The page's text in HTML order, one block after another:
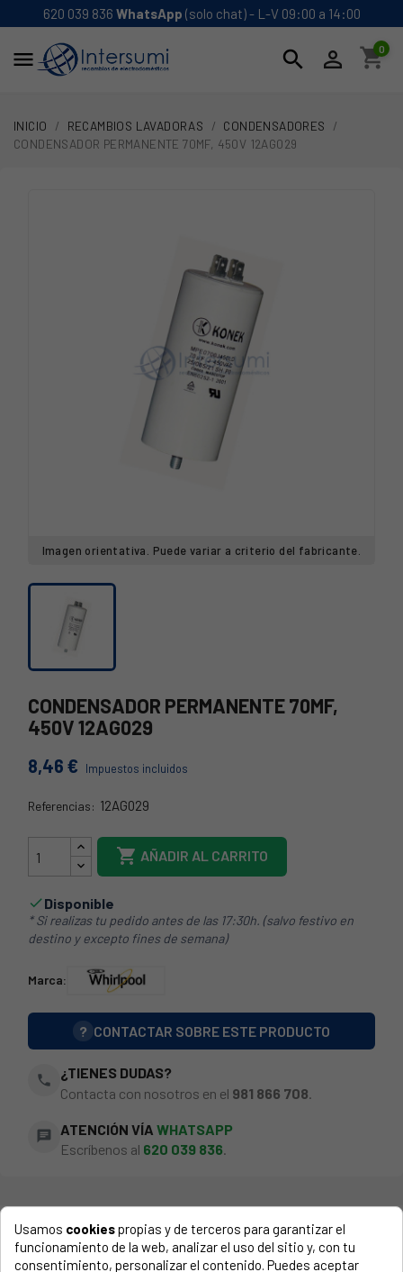
620 039 836 WhatsApp (solo chat) - L-V 09:00 a 14:00
 search  shopping_cart
0
INICIO RECAMBIOS LAVADORAS
CONDENSADORES
CONDENSADOR PERMANENTE 70MF, 450V 12AG029
Imagen orientativa. Puede variar a criterio del fabricante.
CONDENSADOR PERMANENTE 70MF,
450V 12AG029
8,46 € Impuestos incluidos
Referencias: 12AG029
12AG029
 AÑADIR AL CARRITO
Disponible
* Si realizas tu pedido antes de las 17:30h. (salvo festivo en
destino y excepto fines de semana)
Marca:
? CONTACTAR SOBRE ESTE PRODUCTO
phone
¿TIENES DUDAS?
Contacta con nosotros en el 981 866 708
chat ATENCIÓN VÍA WHATSAPP
Escríbenos al 620 039 836.
COMPATIBLE CON...
El número de modelo lo encontrarás en la etiqueta de tu
Usamos cookiespropias y de terceros para garantizar el
funcionamiento de la web, analizar el uso del sitio y, con tu
consentimiento, personalizar el contenido. Puedes aceptar